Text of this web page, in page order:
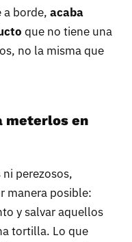
a borde, acaba
que no tiene una
no la misma que
meterlos en
perezosos,
manera posible:
y salvar aquellos
tortilla. Lo que